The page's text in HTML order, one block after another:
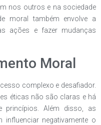
nos outros e na sociedade
moral também envolve a
ações e fazer mudanças
Moral
complexo e desafiador.
éticas não são claras e há
princípios. Além disso, as
negativamente o